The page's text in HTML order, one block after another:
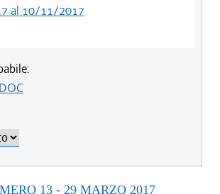
al 10/11/2017
DOC
13 - 29 MARZO 2017